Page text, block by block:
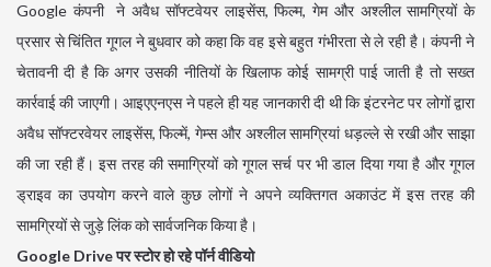
Google कंपनी ने अवैध सॉफ्टवेयर लाइसेंस, फिल्म, गेम और अश्लील सामग्रियों के
प्रसार से चिंतित गूगल ने बुधवार को कहा कि वह इसे बहुत गंभीरता से ले रही है। कंपनी ने
चेतावनी दी है कि अगर उसकी नीतियों के खिलाफ कोई सामग्री पाई जाती है तो सख्त
कार्रवाई की जाएगी। आइएएनएस ने पहले ही यह जानकारी दी थी कि इंटरनेट पर लोगों द्वारा
अवैध सॉफ्टरवेयर लाइसेंस, फिल्में, गेम्स और अश्लील सामग्रियां धड़ल्ले से रखी और साझा
की जा रही हैं। इस तरह की समाग्रियों को गूगल सर्च पर भी डाल दिया गया है और गूगल
ड्राइव का उपयोग करने वाले कुछ लोगों ने अपने व्यक्तिगत अकाउंट में इस तरह की
सामग्रियों से जुड़े लिंक को सार्वजनिक किया है।
Google Drive पर स्टोर हो रहे पॉर्न वीडियो